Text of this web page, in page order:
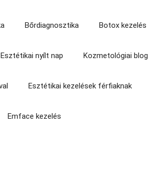
Bőrdiagnosztika Botox kezelés
Esztétikai nyílt nap Kozmetológiai blog
Esztétikai kezelések férfiaknak
Emface kezelés